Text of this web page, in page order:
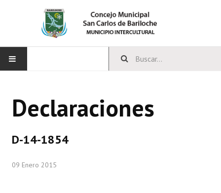
CONCEJO
Declaraciones
D-14-1854
09 Enero 2015